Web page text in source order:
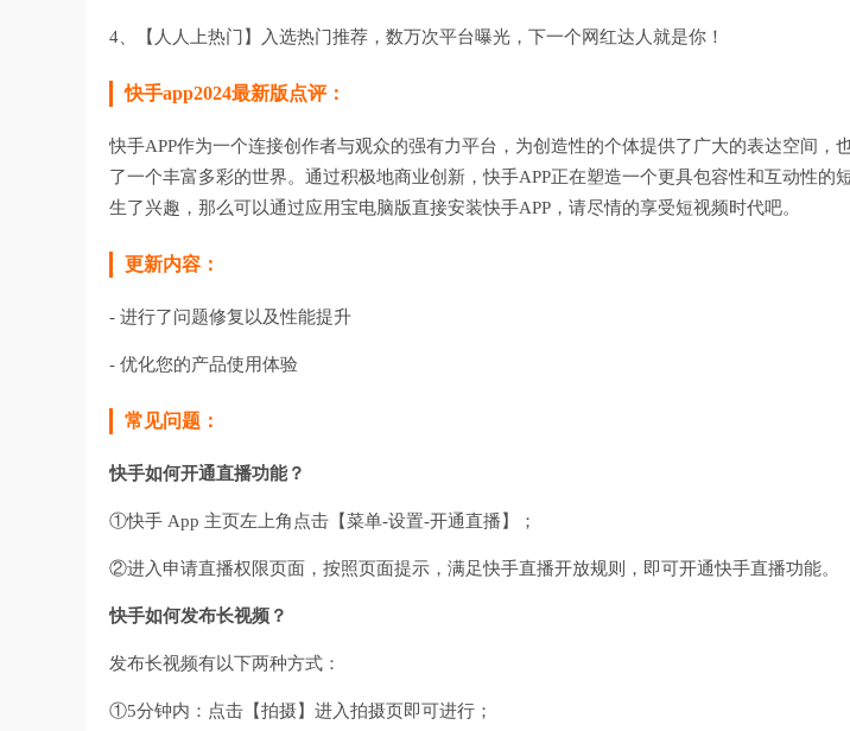
4、【人人上热门】入选热门推荐，数万次平台曝光，下一个网红达人就是你！
快手app2024最新版点评：
快手APP作为一个连接创作者与观众的强有力平台，为创造性的个体提供了广大的表达空间，
了一个丰富多彩的世界。通过积极地商业创新，快手APP正在塑造一个更具包容性和互动性的
生了兴趣，那么可以通过应用宝电脑版直接安装快手APP，请尽情的享受短视频时代吧。
更新内容：
- 进行了问题修复以及性能提升
- 优化您的产品使用体验
常见问题：
快手如何开通直播功能？
①快手 App 主页左上角点击【菜单-设置-开通直播】；
②进入申请直播权限页面，按照页面提示，满足快手直播开放规则，即可开通快手直播功能。
快手如何发布长视频？
发布长视频有以下两种方式：
①5分钟内：点击【拍摄】进入拍摄页即可进行；